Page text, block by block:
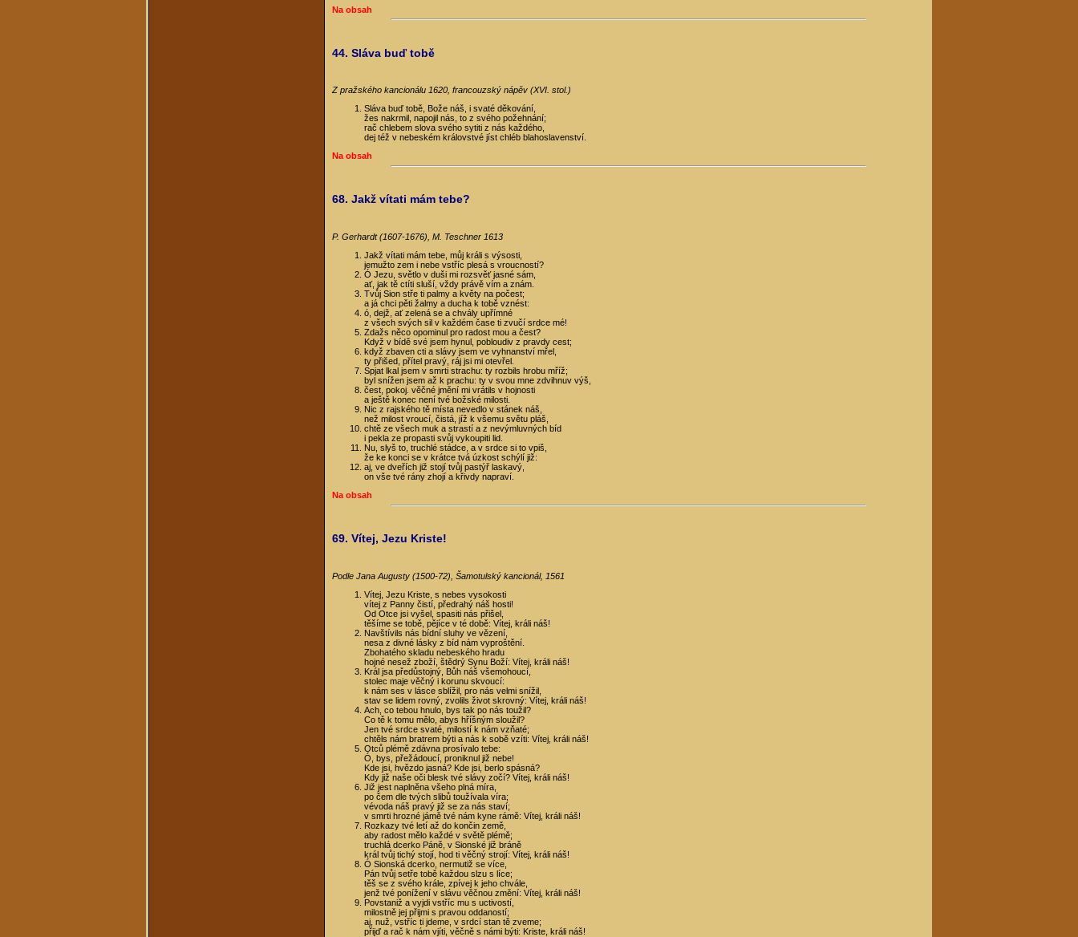
Na obsah
44. Sláva buď tobě
Z pražského kancionálu 1620, francouzský nápěv (XVI. stol.)
Sláva buď tobě, Bože náš, i svaté děkování,
žes nakrmil, napojil nás, to z svého požehnání;
rač chlebem slova svého sytiti z nás každého,
dej též v nebeském královstvé jíst chléb blahoslavenství.
Na obsah
68. Jakž vítati mám tebe?
P. Gerhardt (1607-1676), M. Teschner 1613
Jakž vítati mám tebe, můj králi s výsosti,
jemužto zem i nebe vstříc plesá s vroucností?
Ó Jezu, světlo v duši mi rozsvěť jasné sám,
ať, jak tě ctíti sluší, vždy právě vím a znám.
Tvůj Sion stře ti palmy a květy na počest;
a já chci pěti žalmy a ducha k tobě vznést:
ó, dejž, ať zelená se a chvály upřímné
z všech svých sil v každém čase ti zvučí srdce mé!
Zdažs něco opominul pro radost mou a čest?
Když v bídě své jsem hynul, pobloudiv z pravdy cest;
když zbaven cti a slávy jsem ve vyhnanství mřel,
ty přišed, přítel pravý, ráj jsi mi otevřel.
Spjat lkal jsem v smrti strachu: ty rozbils hrobu mříž;
byl snížen jsem až k prachu: ty v svou mne zdvihnuv výš,
čest, pokoj. věčné jmění mi vrátils v hojnosti
a ještě konec není tvé božské milosti.
Nic z rajského tě místa nevedlo v stánek náš,
než milost vroucí, čistá, jíž k všemu světu pláš,
chtě ze všech muk a strastí a z nevýmluvných bíd
i pekla ze propasti svůj vykoupiti lid.
Nu, slyš to, truchlé stádce, a v srdce si to vpiš,
že ke konci se v krátce tvá úzkost schýlí již:
aj, ve dveřích již stojí tvůj pastýř laskavý,
on vše tvé rány zhojí a křivdy napraví.
Na obsah
69. Vítej, Jezu Kriste!
Podle Jana Augusty (1500-72), Šamotulský kancionál, 1561
Vítej, Jezu Kriste, s nebes vysokosti
vítej z Panny čistí, předrahý náš hosti!
Od Otce jsi vyšel, spasiti nás přišel,
těšíme se tobě, pějíce v té době: Vítej, králi náš!
Navštívils nás bídní sluhy ve vězení,
nesa z divné lásky z bíd nám vyproštění.
Zbohatého skladu nebeského hradu
hojné nesež zboží, štědrý Synu Boží: Vítej, králi náš!
Král jsa předůstojný, Bůh náš všemohoucí,
stolec maje věčný i korunu skvoucí:
k nám ses v lásce sblížil, pro nás velmi snížil,
stav se lidem rovný, zvolils život skrovný: Vítej, králi náš!
Ach, co tebou hnulo, bys tak po nás toužil?
Co tě k tomu mělo, abys hříšným sloužil?
Jen tvé srdce svaté, milostí k nám vzňaté;
chtěls nám bratrem býti a nás k sobě vzíti: Vítej, králi náš!
Otců plémě zdávna prosívalo tebe:
Ó, bys, přežádoucí, proniknul již nebe!
Kde jsi, hvězdo jasná? Kde jsi, berlo spásná?
Kdy již naše oči blesk tvé slávy zočí? Vítej, králi náš!
Již jest naplněna všeho plná míra,
po čem dle tvých slibů toužívala víra;
vévoda náš pravý již se za nás staví;
v smrti hrozné jámě tvé nám kyne rámě: Vítej, králi náš!
Rozkazy tvé letí až do končin země,
aby radost mělo každé v světě plémě;
truchlá dcerko Páně, v Sionské již bráně
král tvůj tichý stojí, hod ti věčný strojí: Vítej, králi náš!
Ó Sionská dcerko, nermutiž se více,
Pán tvůj setře tobě každou slzu s líce;
těš se z svého krále, zpívej k jeho chvále,
jenž tvé ponížení v slávu věčnou změní: Vítej, králi náš!
Povstaniž a vyjdi vstříc mu s uctivostí,
milostně jej přijmi s pravou oddaností;
aj, nuž, vstříc ti jdeme, v srdcí stan tě zveme;
přijď a rač k nám vjíti, věčně s námi býti: Kriste, králi náš!